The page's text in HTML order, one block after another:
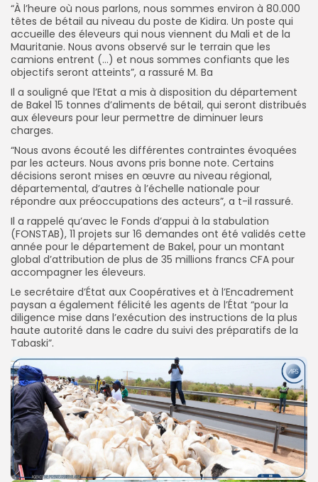
“À l’heure où nous parlons, nous sommes environ à 80.000
têtes de bétail au niveau du poste de Kidira. Un poste qui
accueille des éleveurs qui nous viennent du Mali et de la
Mauritanie. Nous avons observé sur le terrain que les
camions entrent (…) et nous sommes confiants que les
objectifs seront atteints”, a rassuré M. Ba
Il a souligné que l’Etat a mis à disposition du département
de Bakel 15 tonnes d’aliments de bétail, qui seront distribués
aux éleveurs pour leur permettre de diminuer leurs
charges.
“Nous avons écouté les différentes contraintes évoquées
par les acteurs. Nous avons pris bonne note. Certains
décisions seront mises en œuvre au niveau régional,
départemental, d’autres à l’échelle nationale pour
répondre aux préoccupations des acteurs”, a t-il rassuré.
Il a rappelé qu’avec le Fonds d’appui à la stabulation
(FONSTAB), 11 projets sur 16 demandes ont été validés cette
année pour le département de Bakel, pour un montant
global d’attribution de plus de 35 millions francs CFA pour
accompagner les éleveurs.
Le secrétaire d’État aux Coopératives et à l’Encadrement
paysan a également félicité les agents de l’État “pour la
diligence mise dans l’exécution des instructions de la plus
haute autorité dans le cadre du suivi des préparatifs de la
Tabaski”.